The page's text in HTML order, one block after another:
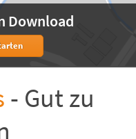
Download
- Gut zu